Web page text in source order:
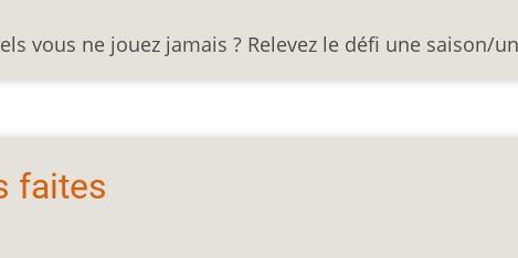
vous ne jouez jamais ? Relevez le défi une saison/
faites